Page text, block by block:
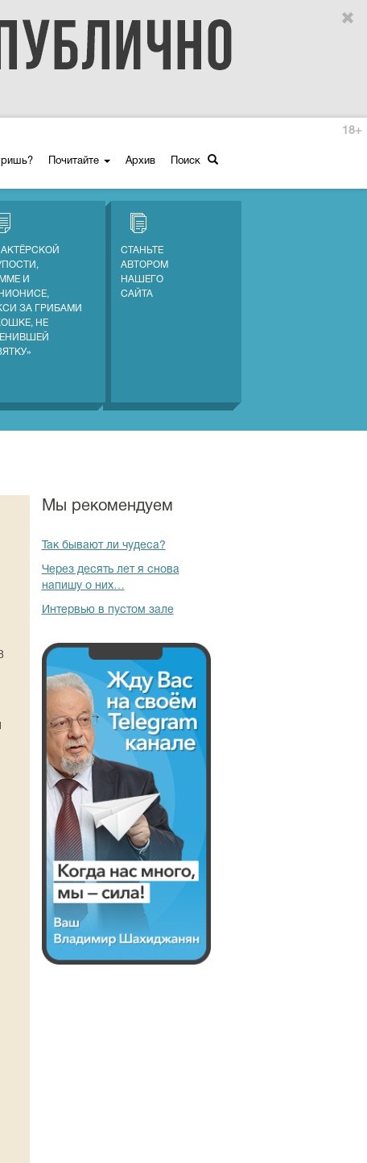
Почитайте Архив Поиск
18+
И
ЗА ГРИБАМИ
НЕ
СТАНЬТЕ
АВТОРОМ
НАШЕГО
САЙТА
Мы рекомендуем
Так бывают ли чудеса?
Через десять лет я снова
напишу о них…
Интервью в пустом зале